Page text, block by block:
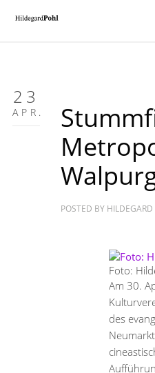
23
APR.
POSTED BY
Foto:
Am 30.
des